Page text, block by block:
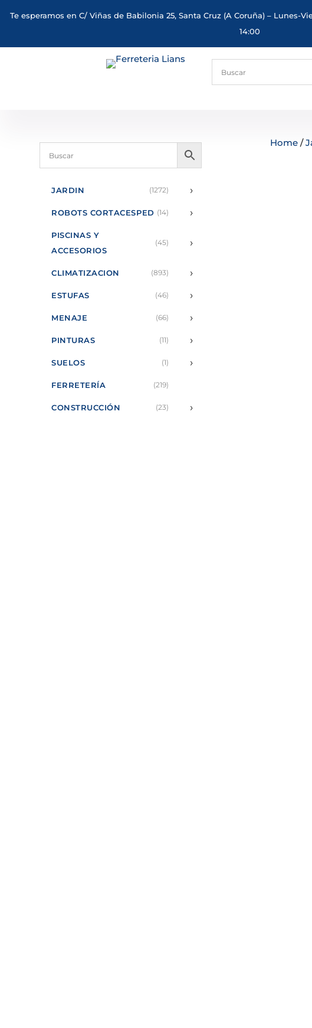
Te esperamos en C/ Viñas de Babilonia 25, Santa Cruz (A Coruña) – Lunes-
14:00
JARDIN (1272) ›
ROBOTS CORTACESPED (14) ›
PISCINAS Y
ACCESORIOS
(45) ›
CLIMATIZACION (893) ›
ESTUFAS (46) ›
MENAJE (66) ›
PINTURAS (11) ›
SUELOS (1) ›
FERRETERÍA (219)
CONSTRUCCIÓN (23) ›
Home/